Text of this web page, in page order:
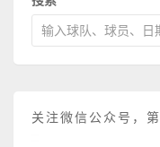
关注微信公众号，